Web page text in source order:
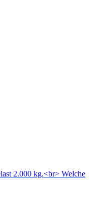
2.000 kg.<br> Welche